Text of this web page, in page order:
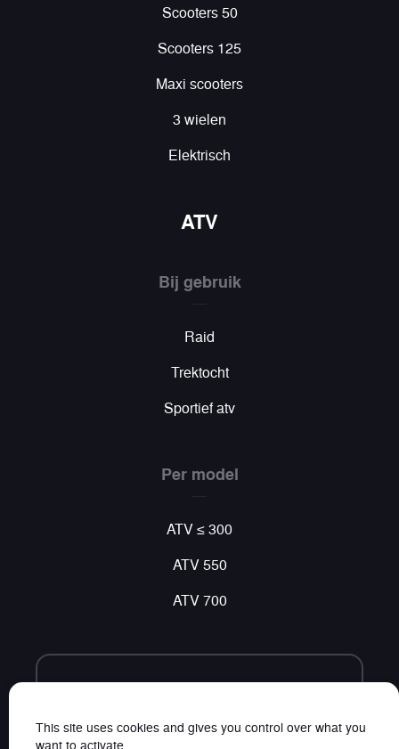
Scooters 50
Scooters 125
Maxi scooters
3 wielen
Elektrisch
ATV
Bij gebruik
Raid
Trektocht
Sportief atv
Per model
ATV ≤ 300
ATV 550
ATV 700
Volg ons
This site uses cookies and gives you control over what you
want to activate